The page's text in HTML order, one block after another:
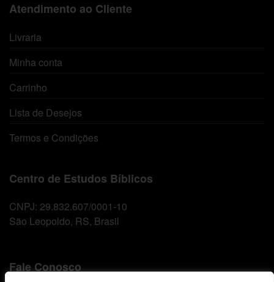
Atendimento ao Cliente
Livraria
Minha conta
Carrinho
Lista de Desejos
Termos e Condições
Centro de Estudos Bíblicos
CNPJ: 29.832.607/0001-10
São Leopoldo, RS, Brasil
Fale Conosco